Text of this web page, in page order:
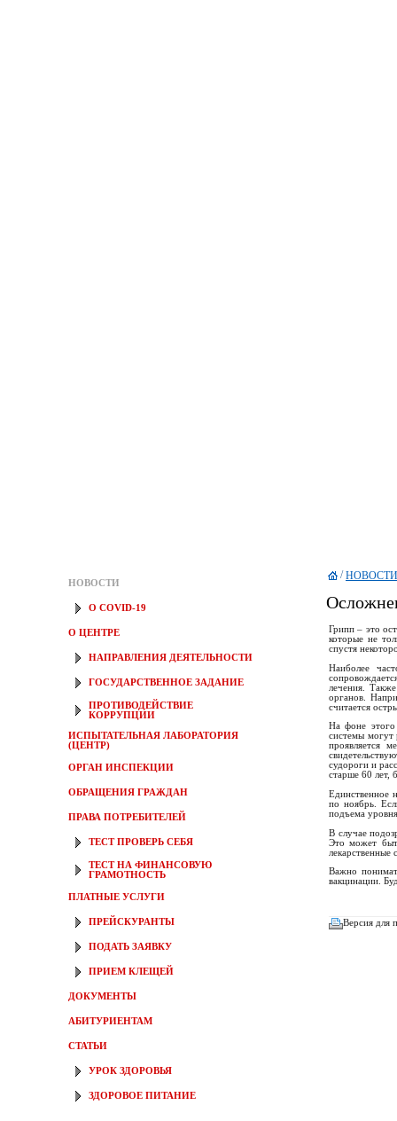
НОВОСТИ
О COVID-19
О ЦЕНТРЕ
НАПРАВЛЕНИЯ ДЕЯТЕЛЬНОСТИ
ГОСУДАРСТВЕННОЕ ЗАДАНИЕ
ПРОТИВОДЕЙСТВИЕ
КОРРУПЦИИ
ИСПЫТАТЕЛЬНАЯ ЛАБОРАТОРИЯ
(ЦЕНТР)
ОРГАН ИНСПЕКЦИИ
ОБРАЩЕНИЯ ГРАЖДАН
ПРАВА ПОТРЕБИТЕЛЕЙ
ТЕСТ ПРОВЕРЬ СЕБЯ
ТЕСТ НА ФИНАНСОВУЮ
ГРАМОТНОСТЬ
ПЛАТНЫЕ УСЛУГИ
ПРЕЙСКУРАНТЫ
ПОДАТЬ ЗАЯВКУ
ПРИЕМ КЛЕЩЕЙ
ДОКУМЕНТЫ
АБИТУРИЕНТАМ
СТАТЬИ
УРОК ЗДОРОВЬЯ
ЗДОРОВОЕ ПИТАНИЕ
/НОВОСТИ
Грипп – это
которые не
спустя
Наиболее
лечения.
органов.
считается
На фоне этого
системы могут
проявляется
судороги и
старше 60 лет,
Единственное
по ноябрь.
подъема
В случае
Это может
лекарственные
Важно
вакцинации.
Версия для